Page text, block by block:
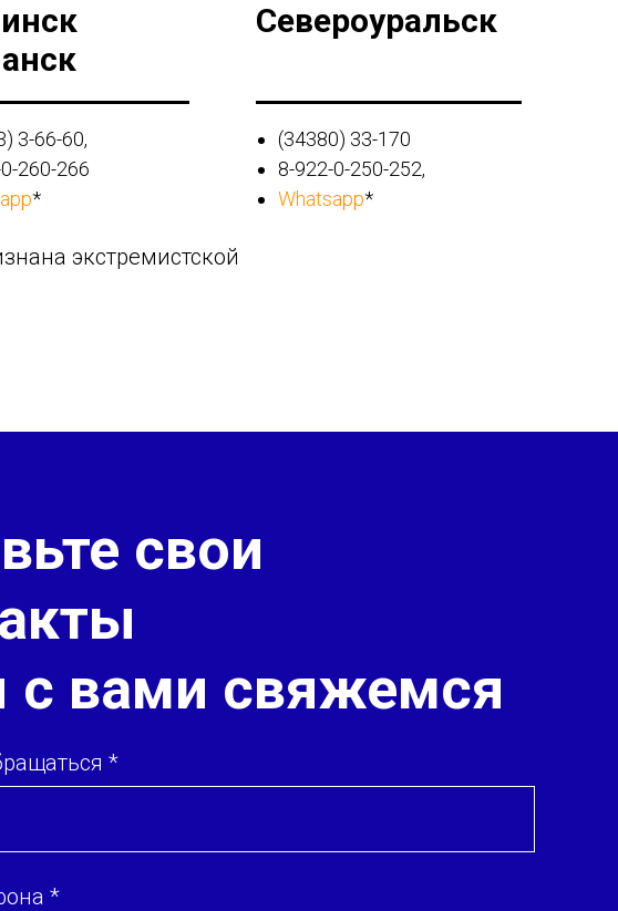
3-66-60,
260-266
*
Североуральск
(34380) 33-170
8-922-0-250-252,
Whatsapp*
экстремистской
свои
вами свяжемся
*
*